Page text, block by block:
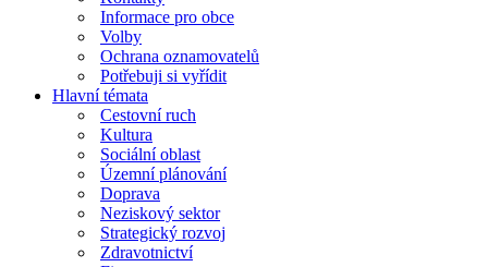
Informace pro obce
Volby
Ochrana oznamovatelů
Potřebuji si vyřídit
Hlavní témata
Cestovní ruch
Kultura
Sociální oblast
Územní plánování
Doprava
Neziskový sektor
Strategický rozvoj
Zdravotnictví